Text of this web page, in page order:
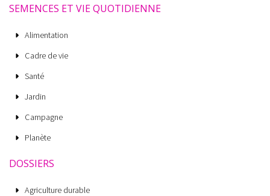
SEMENCES ET VIE QUOTIDIENNE
Alimentation
Cadre de vie
Santé
Jardin
Campagne
Planète
DOSSIERS
Agriculture durable